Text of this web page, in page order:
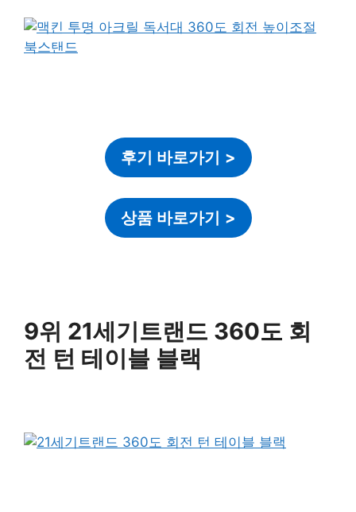
후기 바로가기 >
상품 바로가기 >
9위 21세기트랜드 360도 회
전 턴 테이블 블랙